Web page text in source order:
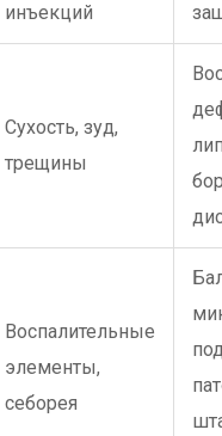
инъекций
Сухость, зуд,
трещины
Воспалительные
элементы,
себорея